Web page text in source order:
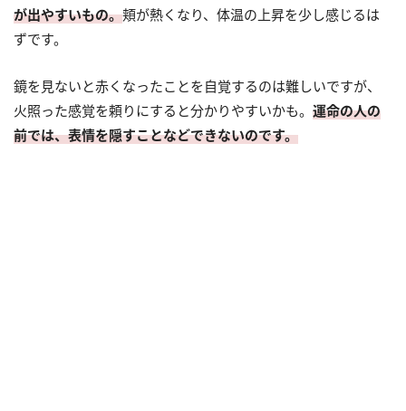
が出やすいもの。頬が熱くなり、体温の上昇を少し感じるは
ずです。
鏡を見ないと赤くなったことを自覚するのは難しいですが、
火照った感覚を頼りにすると分かりやすいかも。 運命の人の
前では、表情を隠すことなどできないのです。